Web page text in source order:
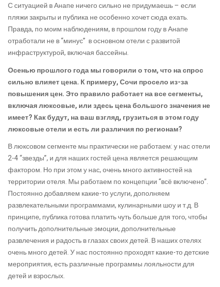
С ситуацией в Анапе ничего сильно не придумаешь – если
пляжи закрыты и публика не особенно хочет сюда ехать.
Правда, по моим наблюдениям, в прошлом году в Анапе
отработали не в “минус” в основном отели с развитой
инфраструктурой, включая бассейны.
Осенью прошлого года мы говорили о том, что на спрос
сильно влияет цена. К примеру, Сочи просело из-за
повышения цен. Это правило работает на все сегменты,
включая люксовые, или здесь цена большого значения не
имеет? Как будут, на ваш взгляд, грузиться в этом году
люксовые отели и есть ли различия по регионам?
В люксовом сегменте мы практически не работаем: у нас отели
2-4 “звезды”, и для наших гостей цена является решающим
фактором. Но при этом у нас, очень много активностей на
территории отеля. Мы работаем по концепции “всё включено”.
Постоянно добавляем какие-то услуги, дополняем
развлекательными программами, кулинарными шоу и т.д. В
принципе, публика готова платить чуть больше для того, чтобы
получить дополнительные эмоции, дополнительные
развлечения и радость в глазах своих детей. В наших отелях
очень много детей. У нас постоянно проходят какие-то детские
мероприятия, есть различные программы лояльности для
детей и взрослых.